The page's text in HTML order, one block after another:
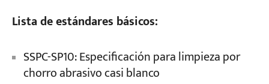
Lista de estándares básicos:
SSPC-SP10: Especificación para limpieza por
chorro abrasivo casi blanco